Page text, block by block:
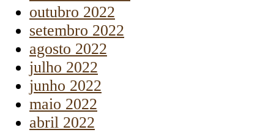
outubro 2022
setembro 2022
agosto 2022
julho 2022
junho 2022
maio 2022
abril 2022